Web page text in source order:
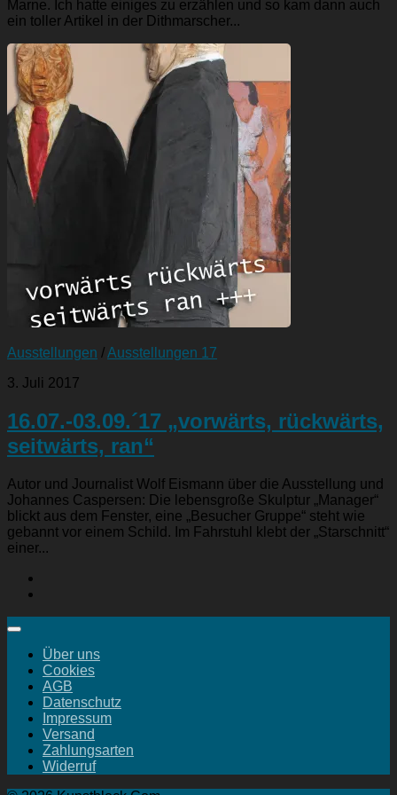
Marne. Ich hatte einiges zu erzählen und so kam dann auch
ein toller Artikel in der Dithmarscher...
Ausstellungen /Ausstellungen 17
3. Juli 2017
16.07.-03.09.´17 „vorwärts, rückwärts,
seitwärts, ran“
Autor und Journalist Wolf Eismann über die Ausstellung und
Johannes Caspersen: Die lebensgroße Skulptur „Manager“
blickt aus dem Fenster, eine „Besucher Gruppe“ steht wie
gebannt vor einem Schild. Im Fahrstuhl klebt der „Starschnitt“
einer...
Über uns
Cookies
AGB
Datenschutz
Impressum
Versand
Zahlungsarten
Widerruf